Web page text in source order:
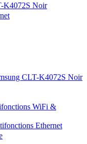
K4072S Noir
CLT-K4072S Noir
WiFi &
Ethernet